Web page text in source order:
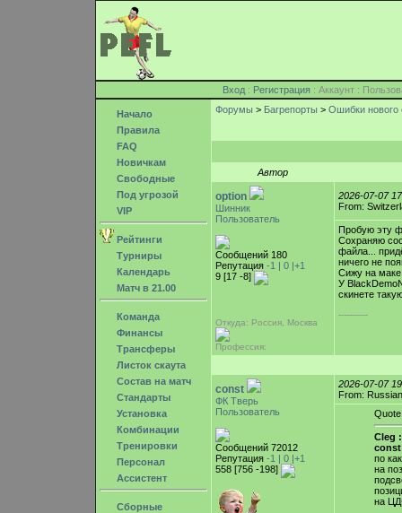
Вход : Регистрация : Аккаунт :
Начало
Правила
FAQ
Новичкам
Свободные
Под угрозой
VIP
Рейтинги
Турниры
Календарь
Матч в 21.00
Команда
Финансы
Трансферы
Листок скаута
Состав на матч
Стандарты
Установка
Комбинации
Тренировки
Персонал
Ассистент
Сборные
Форумы > Багрепорты > Ошибки нового
Автор
option
Шинник
Пользователь
Сообщений 180
Репутация -1 | 0 |+1
9 [17 -8]
Откуда: Россия, Москва
Профессия:
2026-07-07
From:
Пробую эту
Сохраняю
файла...
ничего не
Сижу на
У
скинете
-----------
const
ФК Тверь
Пользователь
Сообщений 72012
Репутация -1 | 0 |+1
558 [756 -198]
2026-07-07
From:
Quote
Cleg :
const
по
на
на